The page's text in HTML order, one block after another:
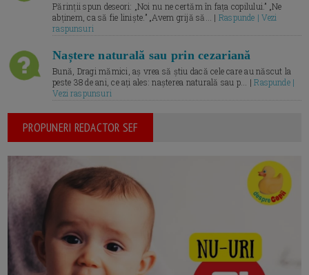
Părinții spun deseori: „Noi nu ne certăm în fața copilului.” „Ne
abținem, ca să fie liniște.” „Avem grijă să... | Raspunde | Vezi
raspunsuri
Naștere naturală sau prin cezariană
Bună, Dragi mămici, aș vrea să știu dacă cele care au născut la
peste 38 de ani, ce ați ales: nașterea naturală sau p... |Raspunde |
Vezi raspunsuri
PROPUNERI REDACTOR SEF